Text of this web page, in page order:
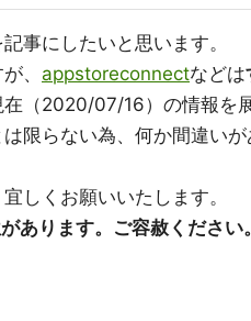
事にしたいと思います。
、 appstoreconnectなどは
（2020/07/16）の情報を
限らない為、何か間違い
しくお願いいたします。
あります。ご容赦ください。